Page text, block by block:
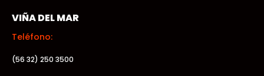
VIÑA DEL MAR
Teléfono:
(56 32) 250 3500